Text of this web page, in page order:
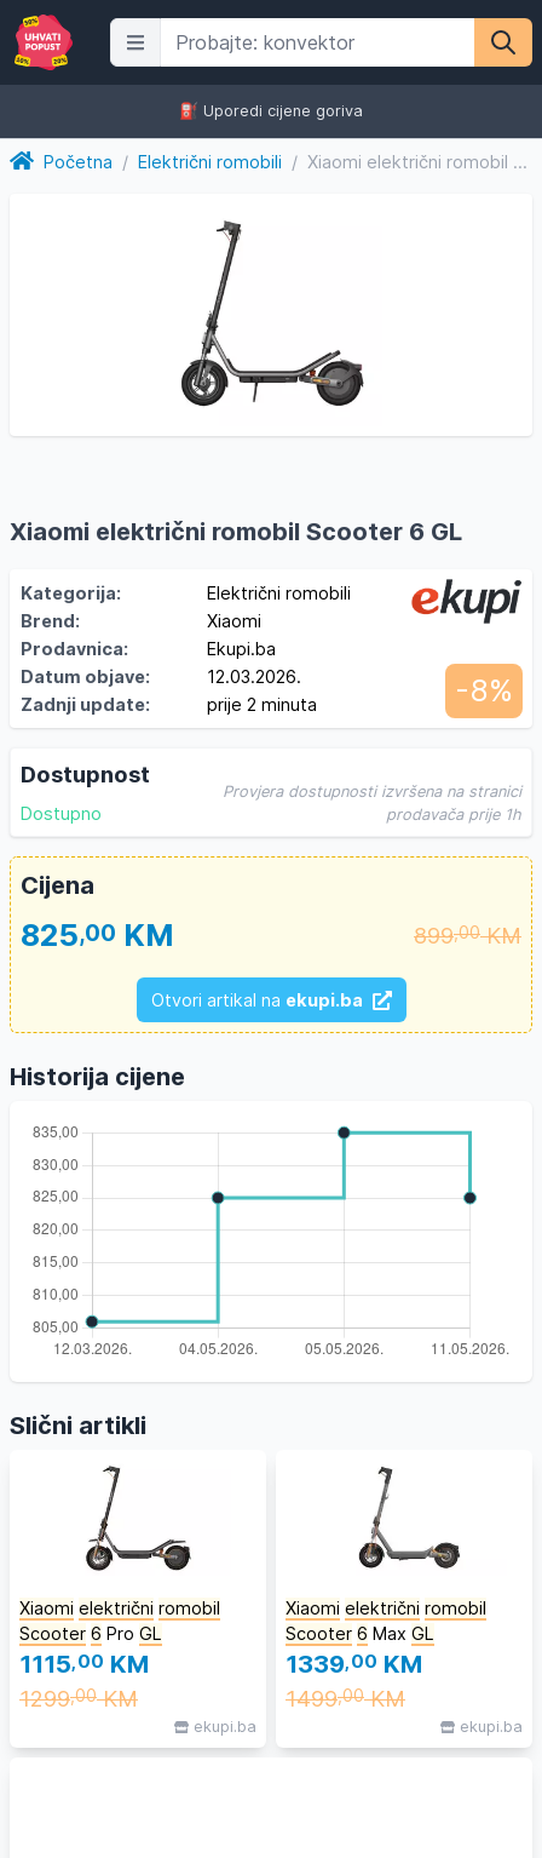
⛽️ Uporedi cijene goriva
Početna / Električni romobili / Xiaomi električni romobil Scooter 6 GL
Xiaomi električni romobil Scooter 6 GL
Kategorija:
Električni romobili
Brend:
Xiaomi
Prodavnica:
Ekupi.ba
Datum objave:
12.03.2026.
Zadnji update:
prije 2 minuta -8%
Dostupnost
Dostupno
Provjera dostupnosti izvršena na stranici
prodavača prije 1h
Cijena
825,00 KM 899,00KM
Otvori artikal na ekupi.ba
Historija cijene
Slični artikli
Xiaomi električni romobil
Scooter 6 Pro GL
1115,00 KM
1299,00KM
ekupi.ba
Xiaomi električni romobil
Scooter 6 Max GL
1339,00 KM
1499,00KM
ekupi.ba